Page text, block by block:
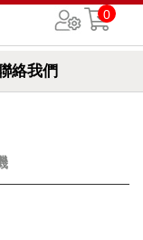
絡我們
0